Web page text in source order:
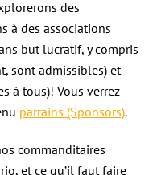
des
à des associations
but lucratif, y compris
sont admissibles) et
à tous)! Vous verrez
parrains (Sponsors).
commanditaires
et ce qu’il faut faire